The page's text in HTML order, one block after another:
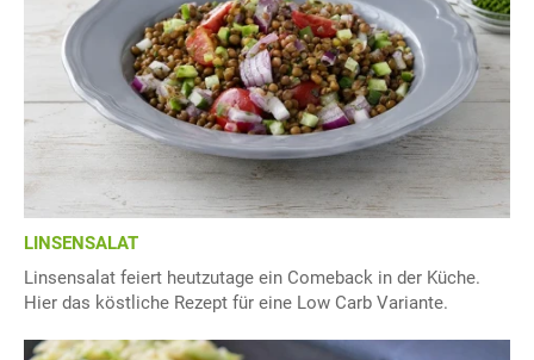
LINSENSALAT
Linsensalat feiert heutzutage ein Comeback in der Küche.
Hier das köstliche Rezept für eine Low Carb Variante.